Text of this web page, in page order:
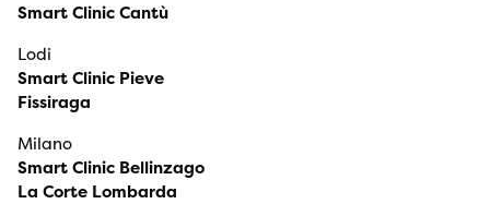
Smart Clinic Cantù
Lodi
Smart Clinic Pieve
Fissiraga
Milano
Smart Clinic Bellinzago
La Corte Lombarda